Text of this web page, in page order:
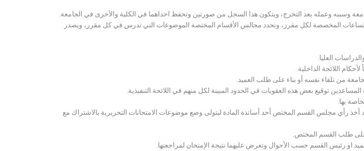
وسببه وعمله بعد التخرج، ويتكون هذا السجل من صورتين وتحفظ احداهما في الكلية والأخرى في الجامعة.
الساعات المخصصة لكل مقرر، وتحدد مجالس الأقسام المختصة الموضوعات التي تدرس في كل مقرر، ويصدر
العليا.
اللائحة الداخلية.
من تلقاء نفسه أو بناء على طلب العميد.
توقيع بعض هذه العقوبات في الحدود المبينة لكل منهم في اللائحة التنفيذية.
بها.
أخذ رأي مجلس القسم المختص أحد أساتذة المادة ليتولى وضع موضوعات الامتحانات التحريرية بالاشتراك مع
طلب القسم المختص.
او رئيس القسم حسب الأحوال وتعرض عليهما نتيجة الإمتحان لمراجعتها.